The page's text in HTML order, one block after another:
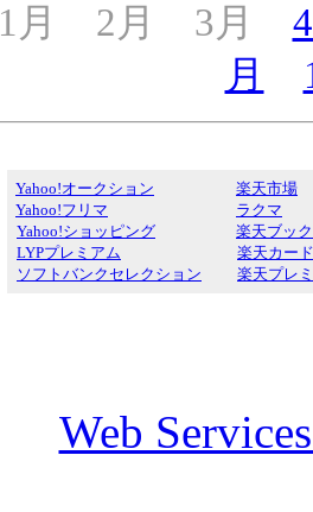
1月 2月 3月
月
Yahoo!オークション
Yahoo!フリマ
Yahoo!ショッピング
LYPプレミアム
ソフトバンクセレクション
楽天市場
ラクマ
楽天ブッ
楽天カード
楽天プレ
Web